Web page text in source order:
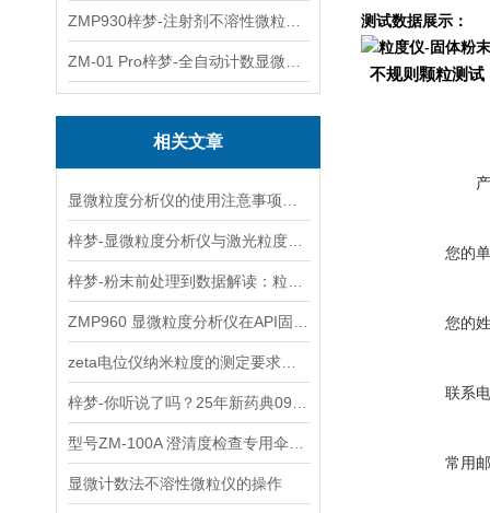
相关文章
显微计数法不溶性微粒仪的操作
测试数据展示：
不规则颗粒测试
您的
您的
联系
常用